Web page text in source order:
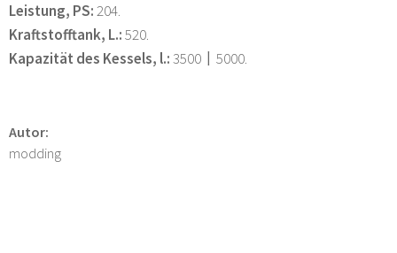
Leistung, PS:204.
Kraftstofftank, L.:520.
Kapazität des Kessels, l.:3500〡5000.
Autor:
modding